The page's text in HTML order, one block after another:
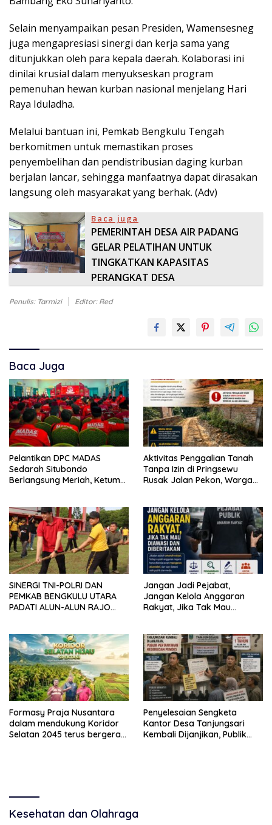
Selain menyampaikan pesan Presiden, Wamensesneg
juga mengapresiasi sinergi dan kerja sama yang
ditunjukkan oleh para kepala daerah. Kolaborasi ini
dinilai krusial dalam menyukseskan program
pemenuhan hewan kurban nasional menjelang Hari
Raya Iduladha.
Melalui bantuan ini, Pemkab Bengkulu Tengah
berkomitmen untuk memastikan proses
penyembelihan dan pendistribusian daging kurban
berjalan lancar, sehingga manfaatnya dapat dirasakan
langsung oleh masyarakat yang berhak. (Adv)
Baca juga
PEMERINTAH DESA AIR PADANG
GELAR PELATIHAN UNTUK
TINGKATKAN KAPASITAS
PERANGKAT DESA
Penulis: Tarmizi Editor: Red
Baca Juga
Pelantikan DPC MADAS
Sedarah Situbondo
Berlangsung Meriah, Ketum
Masyarakat
Aktivitas Penggalian Tanah
Tanpa Izin di Pringsewu
Rusak Jalan Pekon, Warga
SINERGI TNI-POLRI DAN
PEMKAB BENGKULU UTARA
PADATI ALUN-ALUN RAJO
Jangan Jadi Pejabat,
Jangan Kelola Anggaran
Rakyat, Jika Tak Mau
Formasy Praja Nusantara
dalam mendukung Koridor
Selatan 2045 terus bergerak
Penyelesaian Sengketa
Kantor Desa Tanjungsari
Kembali Dijanjikan, Publik
Kesehatan dan Olahraga